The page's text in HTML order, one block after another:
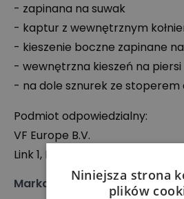
- zapinana na suwak
- kaptur z wewnętrznym
- kieszenie boczne zapinane
- wewnętrzna kieszeń na piersi
- na dole sznurek ze stoperem
Podmiot odpowiedzialny:
VF Europe B.V.
Link 1, Posthofbrug 2-4, 2600
Marka
The North Face
Niniejsza strona
plików